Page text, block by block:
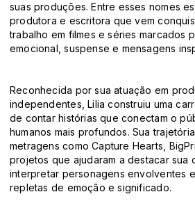
suas produções. Entre esses nomes
produtora e escritora que vem
trabalho em filmes e séries marcados
emocional, suspense e mensagens
Reconhecida por sua atuação em
independentes, Lilia construiu uma
de contar histórias que conectam o
humanos mais profundos. Sua
metragens como Capture Hearts,
projetos que ajudaram a destacar sua
interpretar personagens envolventes
repletas de emoção e significado.